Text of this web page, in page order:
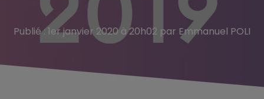
Publié : 1er janvier 2020 à 20h02 par Emmanuel POLI